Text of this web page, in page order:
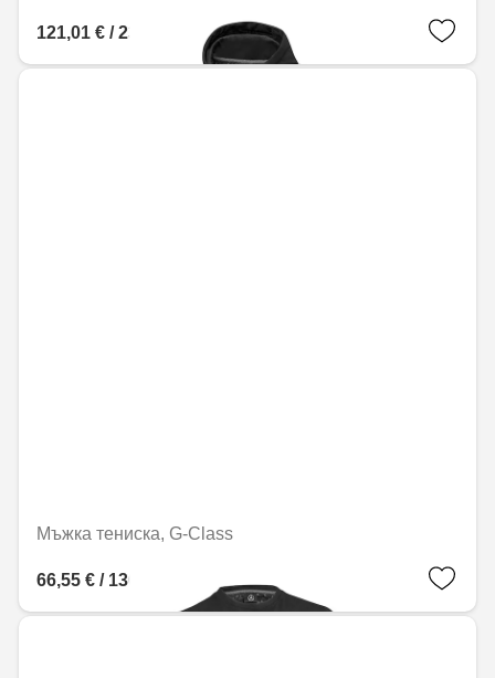
121,01 € / 236,67 лв.
Мъжка тениска, G-Class
66,55 € / 130,16 лв.